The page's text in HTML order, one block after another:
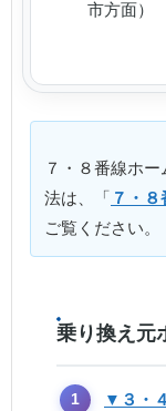
市方面）
７・８番線ホ
法は、「 ７・
ご覧ください。
乗り換え元
▼３・